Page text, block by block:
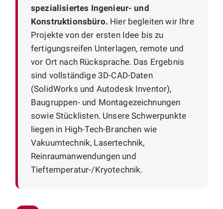
spezialisiertes Ingenieur- und
Konstruktionsbüro. Hier begleiten wir Ihre
Projekte von der ersten Idee bis zu
fertigungsreifen Unterlagen, remote und
vor Ort nach Rücksprache. Das Ergebnis
sind vollständige 3D-CAD-Daten
(SolidWorks und Autodesk Inventor),
Baugruppen- und Montagezeichnungen
sowie Stücklisten. Unsere Schwerpunkte
liegen in High-Tech-Branchen wie
Vakuumtechnik, Lasertechnik,
Reinraumanwendungen und
Tieftemperatur-/Kryotechnik.